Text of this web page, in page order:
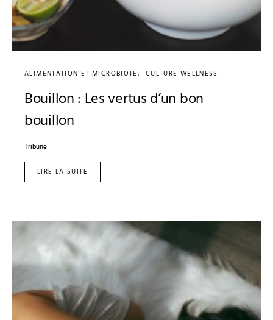
ALIMENTATION ET MICROBIOTE CULTURE WELLNESS
Bouillon : Les vertus d’un bon
bouillon
Tribune
LIRE LA SUITE